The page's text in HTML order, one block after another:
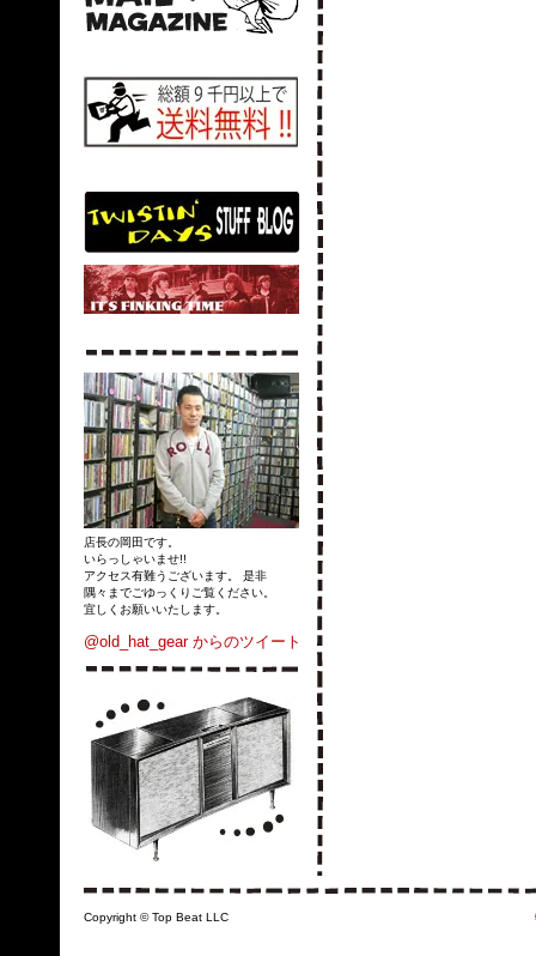
店長の岡田です。
いらっしゃいませ!!
アクセス有難うございます。 是非
隅々までごゆっくりご覧ください。
宜しくお願いいたします。
@old_hat_gear からのツイート
Copyright © Top Beat LLC